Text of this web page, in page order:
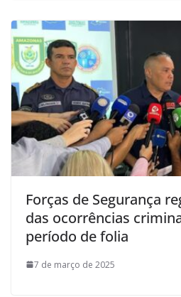
Forças de Segurança
das ocorrências
período de folia
7 de março de 2025